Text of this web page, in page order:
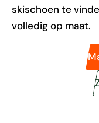
skischoen te
volledig op maat.